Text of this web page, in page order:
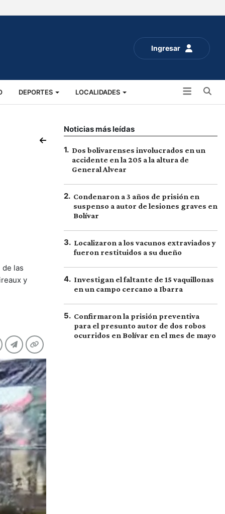
Ingresar
DEPORTES LOCALIDADES
de las
y
Noticias más leídas
1. Dos bolivarenses involucrados en un
accidente en la 205 a la altura de
General Alvear
2. Condenaron a 3 años de prisión en
suspenso a autor de lesiones graves en
Bolívar
3. Localizaron a los vacunos extraviados y
fueron restituidos a su dueño
4. Investigan el faltante de 15 vaquillonas
en un campo cercano a Ibarra
5. Confirmaron la prisión preventiva
para el presunto autor de dos robos
ocurridos en Bolívar en el mes de mayo